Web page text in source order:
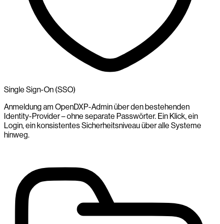
Single Sign-On (SSO)
Anmeldung am OpenDXP-Admin über den bestehenden
Identity-Provider – ohne separate Passwörter. Ein Klick, ein
Login, ein konsistentes Sicherheitsniveau über alle Systeme
hinweg.